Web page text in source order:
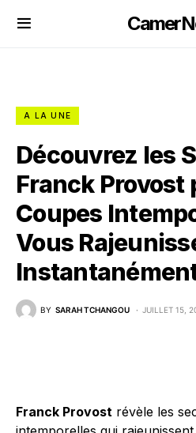
A LA UNE
Découvrez les
Franck Provost
Coupes
Vous
BY SARAH TCHANGOU JUILLET 15,
Franck Provost révèle les